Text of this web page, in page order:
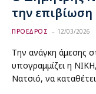
την
ΠΡΟΕΔΡΟΣ 12/03/2026
Την ανάγκη άμεσης
υπογραμμίζει η
Νατσιό, να